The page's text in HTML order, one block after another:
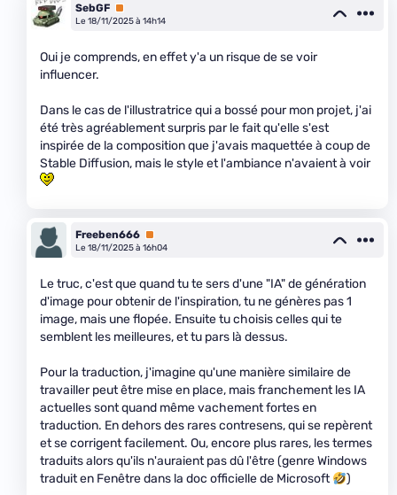
SebGF Premium
Le 18/11/2025 à 14h14
Oui je comprends, en effet y'a un risque de se voir
influencer.
Dans le cas de l'illustratrice qui a bossé pour mon projet, j'ai
été très agréablement surpris par le fait qu'elle s'est
inspirée de la composition que j'avais maquettée à coup de
Stable Diffusion, mais le style et l'ambiance n'avaient à voir
Freeben666 Premium
Le 18/11/2025 à 16h04
Le truc, c'est que quand tu te sers d'une "IA" de génération
d'image pour obtenir de l'inspiration, tu ne génères pas 1
image, mais une flopée. Ensuite tu choisis celles qui te
semblent les meilleures, et tu pars là dessus.
Pour la traduction, j'imagine qu'une manière similaire de
travailler peut être mise en place, mais franchement les IA
actuelles sont quand même vachement fortes en
traduction. En dehors des rares contresens, qui se repèrent
et se corrigent facilement. Ou, encore plus rares, les termes
traduits alors qu'ils n'auraient pas dû l'être (genre Windows
traduit en Fenêtre dans la doc officielle de Microsoft
)